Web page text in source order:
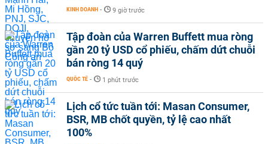
KINH DOANH - 9 giờ trước
Tập đoàn của Warren Buffett mua ròng
gần 20 tỷ USD cổ phiếu, chấm dứt chuỗi
bán ròng 14 quý
QUỐC TẾ - 1 phút trước
Lịch cổ tức tuần tới: Masan Consumer,
BSR, MB chốt quyền, tỷ lệ cao nhất
100%